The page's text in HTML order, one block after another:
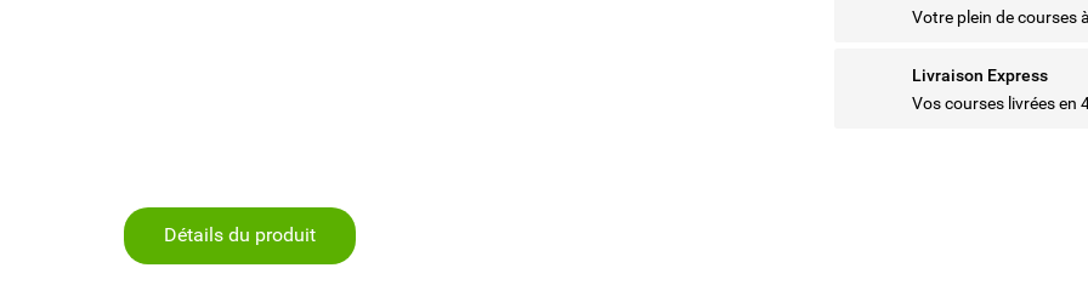
Votre plein de courses
Livraison Express
Vos courses livrées en
Détails du produit